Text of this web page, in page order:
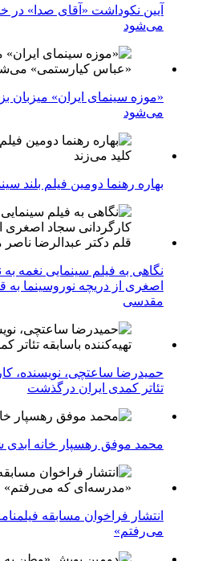
آیین نکوداشت «آقای صدا» در
می‌شود
«موزه سینمای ایران»
می‌شود
بهاره رهنما دومین فیلم بلند
نگاهی به فیلم سینمایی نغمه
اصغری از دریچه نوروسینما به
مقدسی
حمیدرضا ساعتچی، نویسنده،
تئاتر کمدی ایران درگذشت
محمد موفق رهسپار خانه ابدی
انتشار فراخوان مسابقه
می‌رفتم»